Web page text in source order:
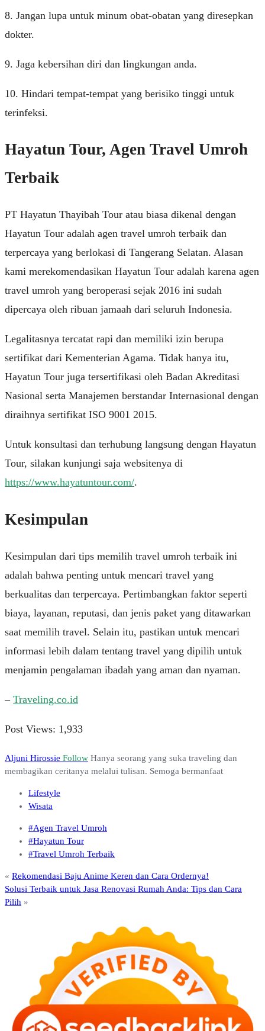
8. Jangan lupa untuk minum obat-obatan yang diresepkan
dokter.
9. Jaga kebersihan diri dan lingkungan anda.
10. Hindari tempat-tempat yang berisiko tinggi untuk
terinfeksi.
Hayatun Tour, Agen Travel Umroh
Terbaik
PT Hayatun Thayibah Tour atau biasa dikenal dengan
Hayatun Tour adalah agen travel umroh terbaik dan
terpercaya yang berlokasi di Tangerang Selatan. Alasan
kami merekomendasikan Hayatun Tour adalah karena agen
travel umroh yang beroperasi sejak 2016 ini sudah
dipercaya oleh ribuan jamaah dari seluruh Indonesia.
Legalitasnya tercatat rapi dan memiliki izin berupa
sertifikat dari Kementerian Agama. Tidak hanya itu,
Hayatun Tour juga tersertifikasi oleh Badan Akreditasi
Nasional serta Manajemen berstandar Internasional dengan
diraihnya sertifikat ISO 9001 2015.
Untuk konsultasi dan terhubung langsung dengan Hayatun
Tour, silakan kunjungi saja websitenya di
https://www.hayatuntour.com/.
Kesimpulan
Kesimpulan dari tips memilih travel umroh terbaik ini
adalah bahwa penting untuk mencari travel yang
berkualitas dan terpercaya. Pertimbangkan faktor seperti
biaya, layanan, reputasi, dan jenis paket yang ditawarkan
saat memilih travel. Selain itu, pastikan untuk mencari
informasi lebih dalam tentang travel yang dipilih untuk
menjamin pengalaman ibadah yang aman dan nyaman.
– Traveling.co.id
Post Views: 1,933
Aljuni Hirossie Follow Hanya seorang yang suka traveling dan
membagikan ceritanya melalui tulisan. Semoga bermanfaat
Lifestyle
Wisata
#Agen Travel Umroh
#Hayatun Tour
#Travel Umroh Terbaik
« Rekomendasi Baju Anime Keren dan Cara Ordernya!
Solusi Terbaik untuk Jasa Renovasi Rumah Anda: Tips dan Cara
Pilih »